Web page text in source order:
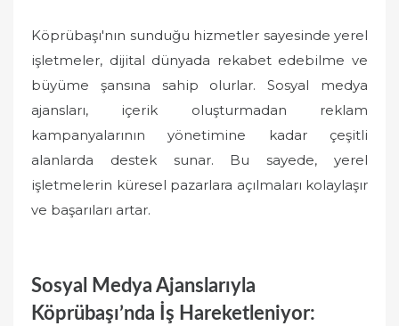
Köprübaşı'nın sunduğu hizmetler sayesinde yerel
işletmeler, dijital dünyada rekabet edebilme ve
büyüme şansına sahip olurlar. Sosyal medya
ajansları, içerik oluşturmadan reklam
kampanyalarının yönetimine kadar çeşitli
alanlarda destek sunar. Bu sayede, yerel
işletmelerin küresel pazarlara açılmaları kolaylaşır
ve başarıları artar.
Sosyal Medya Ajanslarıyla
Köprübaşı’nda İş Hareketleniyor: